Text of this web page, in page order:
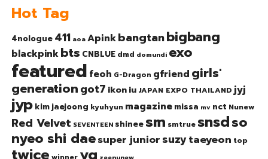
Hot Tag
4nologue 411 aoa Apinkbangtanbigbang
blackpinkbts CNBLUE dmd domundi exo
featured feoh G-Dragon gfriend girls'
generationgot7 ikoniu JAPAN EXPO THAILAND jyj
jyp kim jaejoong kyuhyun magazine missa mv nct Nunew
Red Velvet SEVENTEEN shinee sm smtrue snsdso
nyeo shi daesuper junior suzytaeyeon top